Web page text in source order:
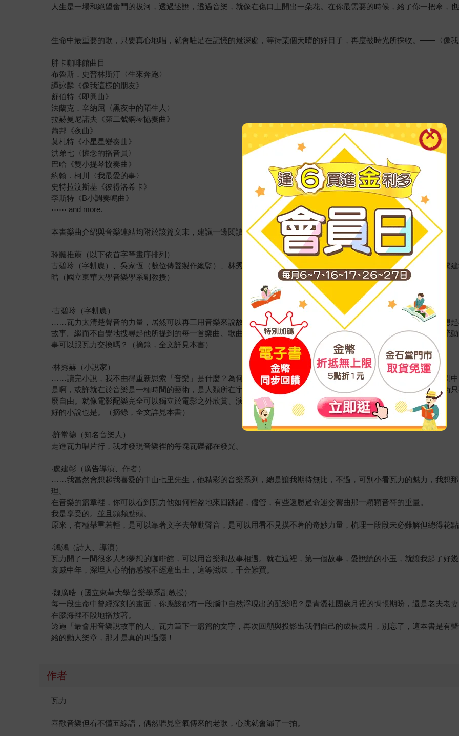
人生是一場和絕望奮鬥的拔河，透過述說，透過音樂，就像在傷口上開出一朵花。在你最需要的時候，給了你一把傘，
生命中最重要的歌，只要真心地唱，就會駐足在記憶的最深處，等待某個天晴的好日子，再度被時光所採收。——〈像
胖卡咖啡館曲目
布魯斯．史普林斯汀〈生來奔跑〉
譚詠麟《像我這樣的朋友》
舒伯特《即興曲》
法蘭克．辛納屈〈黑夜中的陌生人〉
拉赫曼尼諾夫《第二號鋼琴協奏曲》
蕭邦《夜曲》
莫札特《小星星變奏曲》
洪弟七〈懷念的播音員〉
巴哈《雙小提琴協奏曲》
約翰．柯川〈我最愛的事〉
史特拉汶斯基《彼得洛希卡》
李斯特《B小調奏鳴曲》
⋯⋯ and more.
本書樂曲介紹與音樂連結均附於該篇文末，建議一邊閱讀一邊掃進QRcode聆聽音樂。
聆聽推薦（以下依首字筆畫序排列）
古碧玲（字耕農）、吳家恆（數位傳聲製作總監）、林秀赫（小說家）、許常德（知名音樂人）、潘柏霖（人類）、盧
晧（國立東華大學音樂學系副教授）
‧古碧玲（字耕農）
……瓦力太清楚聲音的力量，居然可以再三用音樂來說故事。銜著音樂的故事來交換咖啡，……讀著每篇故事，不禁想
故事。繼而不自覺地搜尋起他所提到的每一首樂曲、歌曲，心裡跟著喃喃、唧唧、瑟瑟低語，讀者在字裡行間與音符流
事可以跟瓦力交換嗎？（摘錄，全文詳見本書）
‧林秀赫（小說家）
……讀完小說，我不由得重新思索「音樂」是什麼？為何音樂有這樣的魔力，明明不可見、不可觸摸，只是存在於時間
是啊，或許就在於音樂是一種時間的藝術，是人類所在宇宙最高維度的藝術，對其他藝術來說都是降維打擊，任何藝術
麼自由。就像電影配樂完全可以獨立於電影之外欣賞、演奏，但一部好的電影，恐怕不能脫離好的配樂。
好的小說也是。（摘錄，全文詳見本書）
‧許常德（知名音樂人）
走進瓦力唱片行，我才發現音樂裡的每塊瓦礫都在發光。
‧盧建彰（廣告導演、作者）
……我當然會想起我喜愛的中山七里先生，他精彩的音樂系列，總是讓我期待無比，不過，可別小看瓦力的魅力，我想
理。
在音樂的篇章裡，你可以看到瓦力他如何輕盈地來回跳躍，儘管，有些還勝過命運交響曲那一顆顆音符的重量。
我是享受的。並且頻頻點頭。
原來，有種舉重若輕，是可以靠著文字去帶動聲音，是可以用看不見摸不著的奇妙力量，梳理一段段未必難解但總得花
‧鴻鴻（詩人、導演）
瓦力開了一間很多人都夢想的咖啡館，可以用音樂和故事相遇。就在這裡，第一個故事，愛說謊的小玉，就讓我起了好
哀戚中年，深埋人心的情感被不經意出土，這等滋味，千金難買。
‧魏廣晧（國立東華大學音樂學系副教授）
每一段生命中曾經深刻的畫面，你應該都有一段腦中自然浮現出的配樂吧？是青澀社團歲月裡的惆悵期盼，還是老夫老
在腦海裡不段地播放著。
透過「最會用音樂說故事的人」瓦力筆下一篇篇的文字，再次回顧與投影出我們自己的成長歲月，別忘了，這本書是有
給的動人樂章，那才是真的叫過癮！
作者
瓦力
喜歡音樂但看不懂五線譜，偶然聽見空氣傳來的老歌，心跳就會漏了一拍。